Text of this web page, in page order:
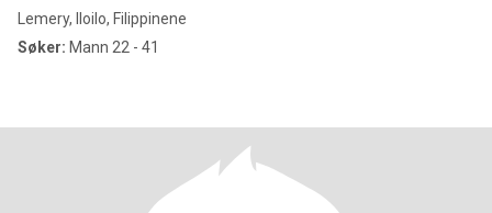
Lemery, Iloilo, Filippinene
Søker: Mann 22 - 41